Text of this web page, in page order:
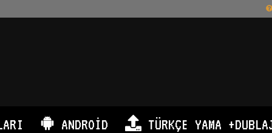
ANDROID TÜRKÇE YAMA